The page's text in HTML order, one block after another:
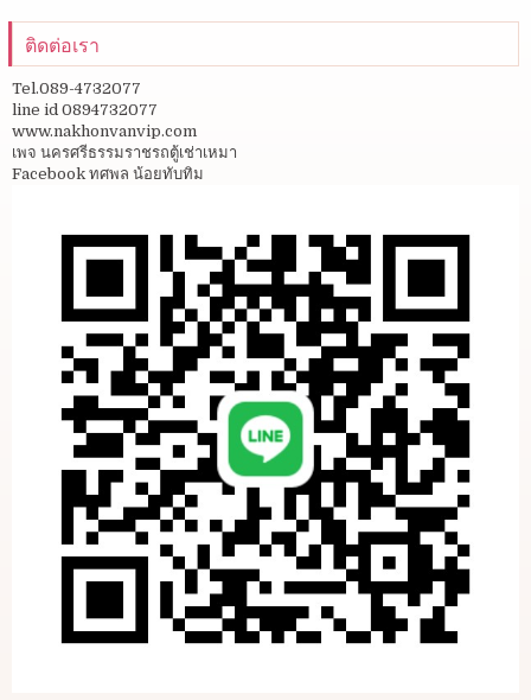
ติดต่อเรา
Tel.089-4732077
line id 0894732077
www.nakhonvanvip.com
เพจ นครศรีธรรมราชรถตู้เช่าเหมา
Facebook ทศพล น้อยทับทิม